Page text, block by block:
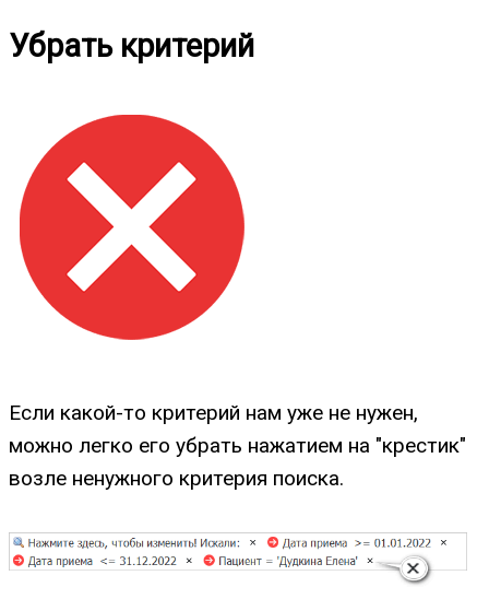
Убрать критерий
Если какой-то критерий нам уже не нужен,
можно легко его убрать нажатием на "крестик"
возле ненужного критерия поиска.